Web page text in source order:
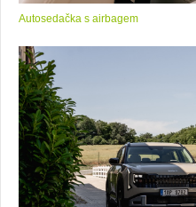
Autosedačka s airbagem